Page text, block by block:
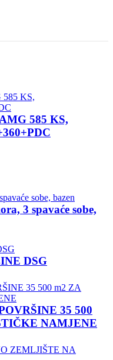
585 KS,
3 spavaće sobe,
DSG
35 500
NAMJENE